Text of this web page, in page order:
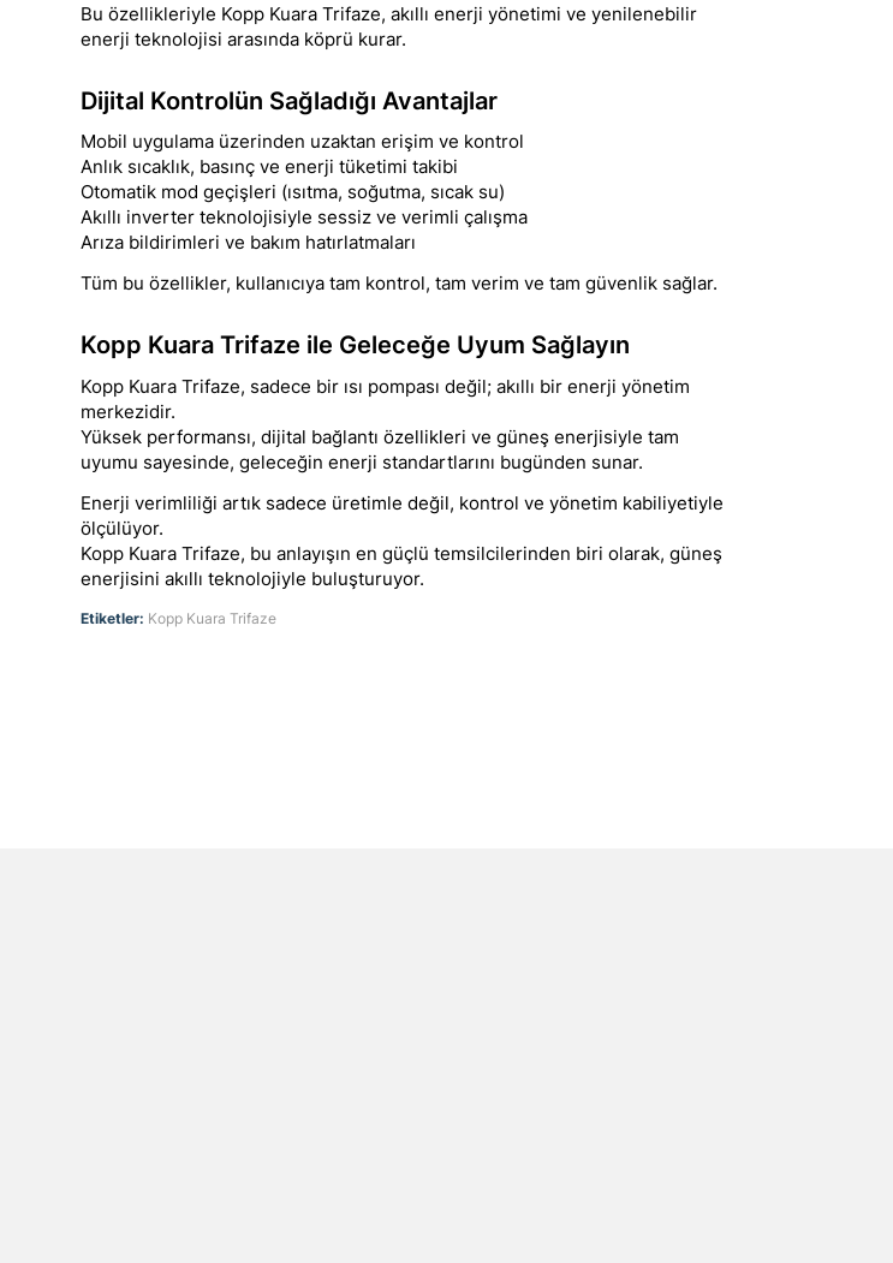
Bu özellikleriyle Kopp Kuara Trifaze, akıllı enerji yönetimi ve yenilenebilir
enerji teknolojisi arasında köprü kurar.
Dijital Kontrolün Sağladığı Avantajlar
Mobil uygulama üzerinden uzaktan erişim ve kontrol
Anlık sıcaklık, basınç ve enerji tüketimi takibi
Otomatik mod geçişleri (ısıtma, soğutma, sıcak su)
Akıllı inverter teknolojisiyle sessiz ve verimli çalışma
Arıza bildirimleri ve bakım hatırlatmaları
Tüm bu özellikler, kullanıcıya tam kontrol, tam verim ve tam güvenlik sağlar.
Kopp Kuara Trifaze ile Geleceğe Uyum Sağlayın
Kopp Kuara Trifaze, sadece bir ısı pompası değil; akıllı bir enerji yönetim
merkezidir.
Yüksek performansı, dijital bağlantı özellikleri ve güneş enerjisiyle tam
uyumu sayesinde, geleceğin enerji standartlarını bugünden sunar.
Enerji verimliliği artık sadece üretimle değil, kontrol ve yönetim kabiliyetiyle
ölçülüyor.
Kopp Kuara Trifaze, bu anlayışın en güçlü temsilcilerinden biri olarak, güneş
enerjisini akıllı teknolojiyle buluşturuyor.
Etiketler: Kopp Kuara Trifaze